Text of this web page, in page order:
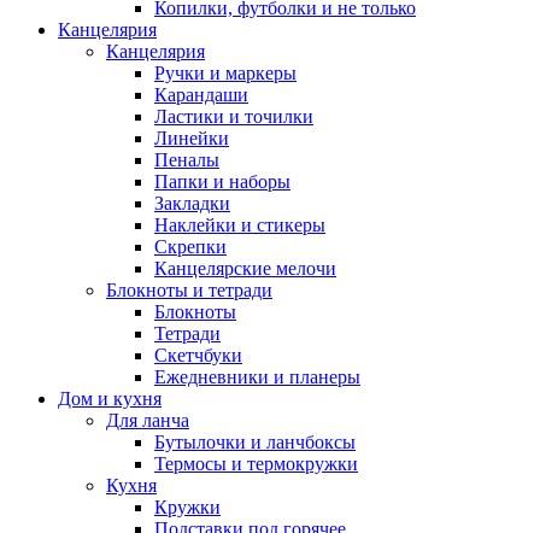
Копилки, футболки и не только
Канцелярия
Канцелярия
Ручки и маркеры
Карандаши
Ластики и точилки
Линейки
Пеналы
Папки и наборы
Закладки
Наклейки и стикеры
Скрепки
Канцелярские мелочи
Блокноты и тетради
Блокноты
Тетради
Скетчбуки
Ежедневники и планеры
Дом и кухня
Для ланча
Бутылочки и ланчбоксы
Термосы и термокружки
Кухня
Кружки
Подставки под горячее